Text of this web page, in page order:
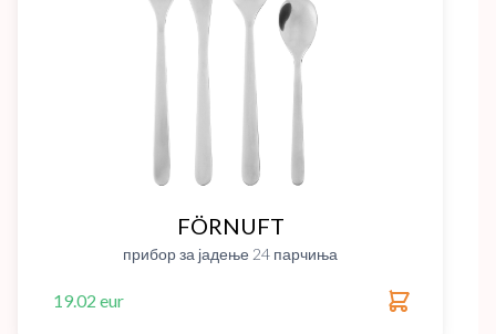
FÖRNUFT
прибор за јадење 24 парчиња
19.02 eur